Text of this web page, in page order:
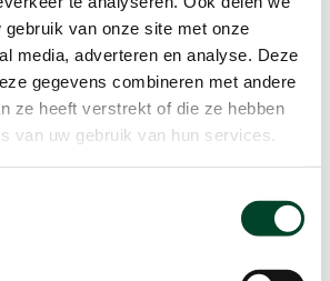
gebruik van onze site met onze
media, adverteren en analyse. Deze
gegevens combineren met andere
ze heeft verstrekt of die ze hebben
van uw gebruik van hun services.